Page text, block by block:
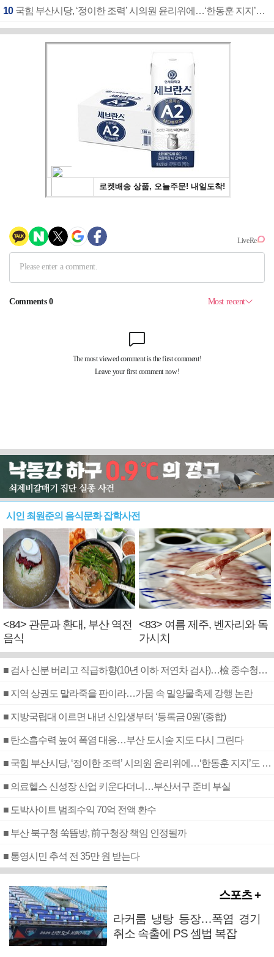
10 국힘 부산시당, ‘정이한 조력’ 시의원 윤리위에…‘한동훈 지지’도 신고접수
시인 최원준의 음식문화 잡학사전
<84> 관문과 환대, 부산 역전
음식
<83> 여름 제주, 벤자리와 독
가시치
■ 검사 신분 버리고 직급하향(10년 이하 저연차 검사)…檢 중수청행 기피
■ 지역 상권도 말라죽을 판이라…가뭄 속 밀양물축제 강행 논란
■ 지방국립대 이르면 내년 신입생부터 ‘등록금 0원’(종합)
■ 탄소흡수력 높여 폭염 대응…부산 도시숲 지도 다시 그린다
■ 국힘 부산시당, ‘정이한 조력’ 시의원 윤리위에…‘한동훈 지지’도 신고접수
■ 의료헬스 신성장 산업 키운다더니…부산서구 준비 부실
■ 도박사이트 범죄수익 70억 전액 환수
■ 부산 북구청 쑥뜸방, 前구청장 책임 인정될까
■ 통영시민 추석 전 35만 원 받는다
스포츠 +
라커룸 냉탕 등장…폭염 경기
취소 속출에 PS 셈법 복잡